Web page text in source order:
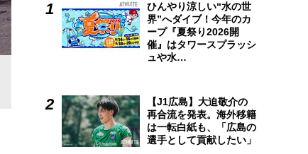
ひんやり涼しい“水の世
界”へダイブ！今年のカ
ープ『夏祭り2026開
催』はタワースプラッシ
ュや水…
【J1広島】大迫敬介の
再合流を発表。海外移籍
は一転白紙も、「広島の
選手として貢献したい」